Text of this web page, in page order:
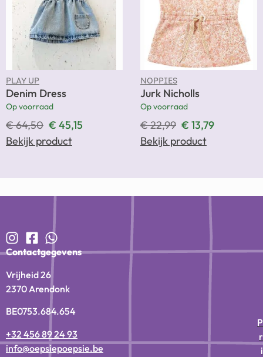
PLAY UP
Denim Dress
Op voorraad
€64,50 € 45,15
Bekijk product
NOPPIES
Jurk Nicholls
Op voorraad
€22,99 € 13,79
Bekijk product
Contactgegevens
Vrijheid 26
2370 Arendonk
BE0753.684.654
+32 456 89 24 93
info@oepsiepoepsie.be
P
r
i